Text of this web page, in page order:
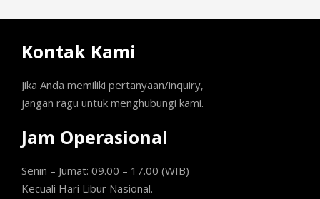
Kontak Kami
Jika Anda memiliki pertanyaan/inquiry,
jangan ragu untuk menghubungi kami.
Jam Operasional
Senin – Jumat: 09.00 – 17.00 (WIB)
Kecuali Hari Libur Nasional.